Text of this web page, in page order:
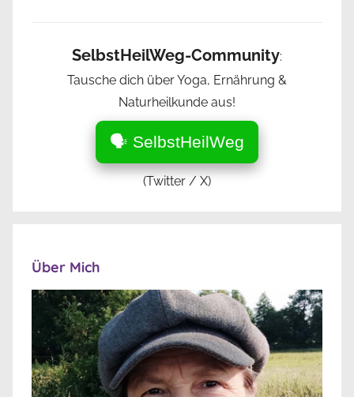
SelbstHeilWeg-Community:
Tausche dich über Yoga, Ernährung &
Naturheilkunde aus!
🗣️ SelbstHeilWeg
(Twitter / X)
Über Mich